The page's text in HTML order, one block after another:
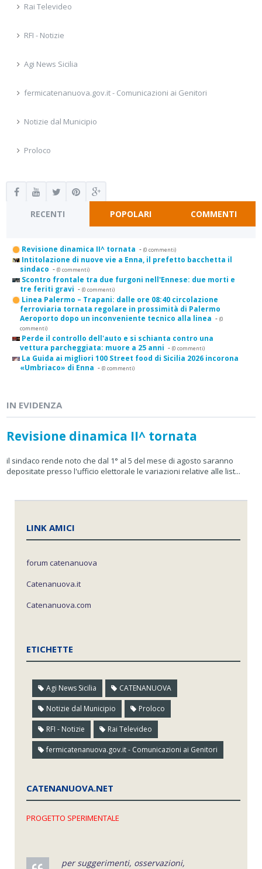
Rai Televideo
RFI - Notizie
Agi News Sicilia
fermicatenanuova.gov.it - Comunicazioni ai Genitori
Notizie dal Municipio
Proloco
RECENTI POPOLARI COMMENTI
Revisione dinamica II^ tornata - (0 commenti)
Intitolazione di nuove vie a Enna, il prefetto bacchetta il
sindaco - (0 commenti)
Scontro frontale tra due furgoni nell'Ennese: due morti e
tre feriti gravi - (0 commenti)
Linea Palermo – Trapani: dalle ore 08:40 circolazione
ferroviaria tornata regolare in prossimità di Palermo
Aeroporto dopo un inconveniente tecnico alla linea - (0
commenti)
Perde il controllo dell'auto e si schianta contro una
vettura parcheggiata: muore a 25 anni - (0 commenti)
La Guida ai migliori 100 Street food di Sicilia 2026 incorona
«Umbriaco» di Enna - (0 commenti)
IN EVIDENZA
Revisione dinamica II^ tornata
il sindaco rende noto che dal 1° al 5 del mese di agosto saranno
depositate presso l'ufficio elettorale le variazioni relative alle list...
LINK AMICI
forum catenanuova
Catenanuova.it
Catenanuova.com
ETICHETTE
Agi News Sicilia CATENANUOVA
Notizie dal Municipio Proloco
RFI - Notizie Rai Televideo
fermicatenanuova.gov.it - Comunicazioni ai Genitori
CATENANUOVA.NET
PROGETTO SPERIMENTALE
per suggerimenti, osservazioni,